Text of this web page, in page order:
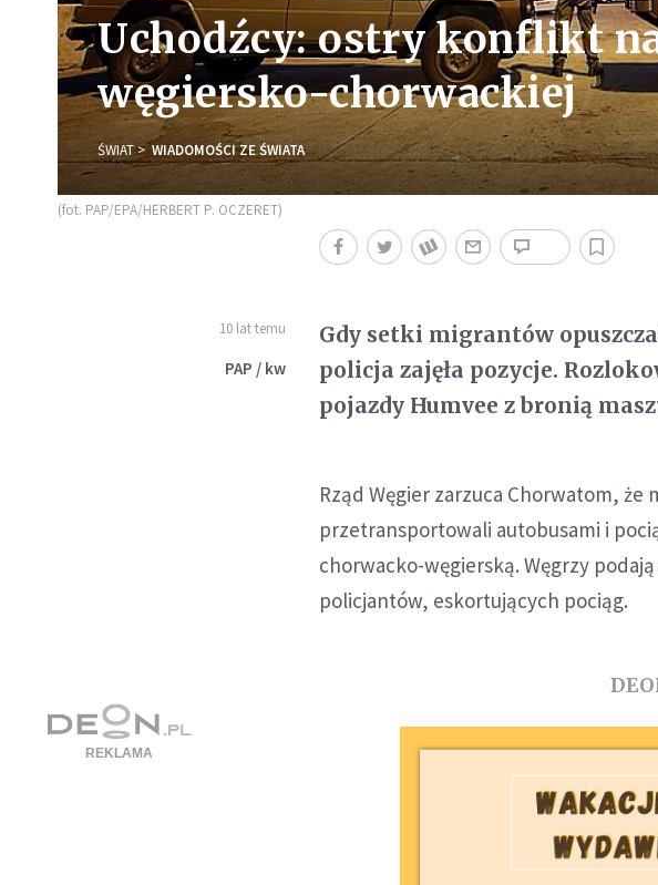
Uchodźcy: ostry konflikt
węgiersko-chorwackiej
ŚWIAT WIADOMOŚCI ZE ŚWIATA
(fot. PAP/EPA/HERBERT P. OCZERET)
10 lat temu
PAP / kw
Gdy setki migrantów
policja zajęła pozycje.
pojazdy Humvee z bronią
Rząd Węgier zarzuca Chorwatom,
przetransportowali autobusami i
chorwacko-węgierską. Węgrzy
policjantów, eskortujących pociąg.